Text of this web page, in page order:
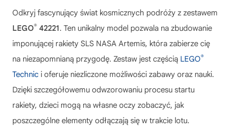
Odkryj fascynujący świat kosmicznych podróży z zestawem
LEGO® 42221. Ten unikalny model pozwala na zbudowanie
imponującej rakiety SLS NASA Artemis, która zabierze cię
na niezapomnianą przygodę. Zestaw jest częścią LEGO®
Technic i oferuje niezliczone możliwości zabawy oraz nauki.
Dzięki szczegółowemu odwzorowaniu procesu startu
rakiety, dzieci mogą na własne oczy zobaczyć, jak
poszczególne elementy odłączają się w trakcie lotu.